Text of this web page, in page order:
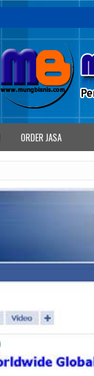
ORDER JASA